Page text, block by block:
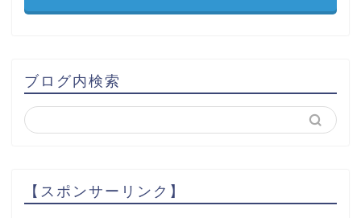
ブログ内検索
【スポンサーリンク】